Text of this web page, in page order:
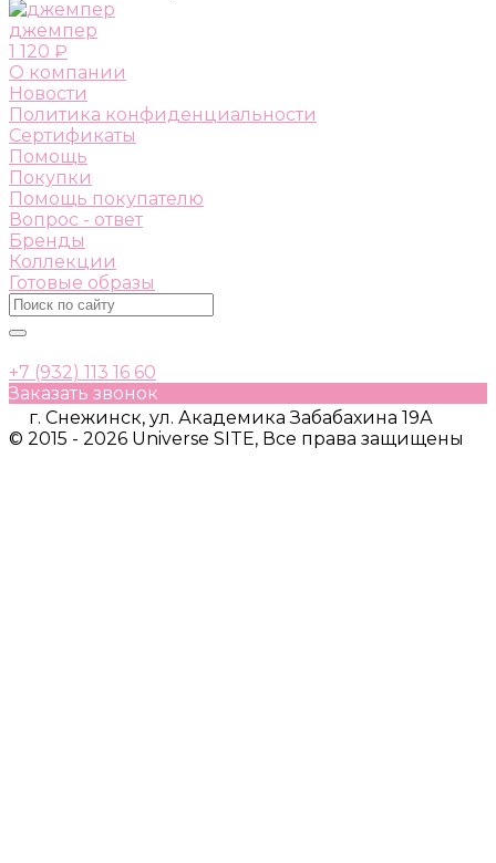
джемпер
1 120 ₽
О компании
Новости
Политика конфиденциальности
Сертификаты
Помощь
Покупки
Помощь покупателю
Вопрос - ответ
Бренды
Коллекции
Готовые образы
+7 (932) 113 16 60
Заказать звонок
г. Снежинск, ул. Академика Забабахина 19А
© 2015 - 2026 Universe SITE, Все права защищены